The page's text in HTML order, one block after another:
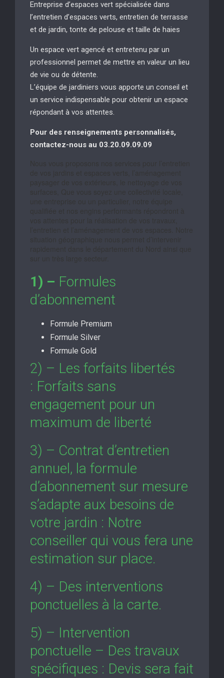
Entreprise d’espaces vert spécialisée dans
l’entretien d’espaces verts, entretien de terrasse
et de jardin, tonte de pelouse et taille de haies
Un espace vert agencé et entretenu par un
professionnel permet de mettre en valeur un lieu
de vie ou de détente.
L’équipe de jardiniers vous apporte un conseil et
un service indispensable pour obtenir un espace
répondant à vos attentes.
Pour des renseignements personnalisés,
contactez-nous au 03.20.09.09.09
1) – Formules
d’abonnement
Formule Premium
Formule Silver
Formule Gold
2) – Les forfaits libertés
: Forfaits sans
engagement pour un
maximum de liberté
3) – Contrat d’entretien
annuel, la formule
d’abonnement sur mesure
s’adapte aux besoins de
votre jardin : Notre
conseiller qui vous fera une
estimation sur place.
4) – Des interventions
ponctuelles à la carte.
5) – Intervention
ponctuelle – Des travaux
spécifiques : Devis sera fait